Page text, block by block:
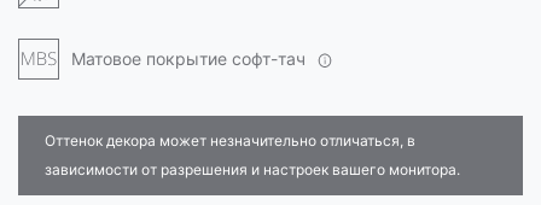
Матовое покрытие софт-тач
Оттенок декора может незначительно отличаться, в
зависимости от разрешения и настроек вашего монитора.